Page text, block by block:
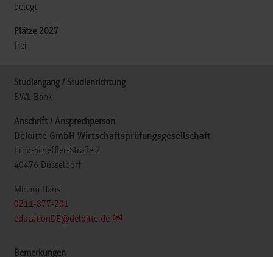
belegt
frei
BWL-Bank
Deloitte GmbH Wirtschaftsprüfungsgesellschaft
Erna-Scheffler-Straße 2
40476 Düsseldorf
Miriam Hans
0211-877-201
educationDE@deloitte.de